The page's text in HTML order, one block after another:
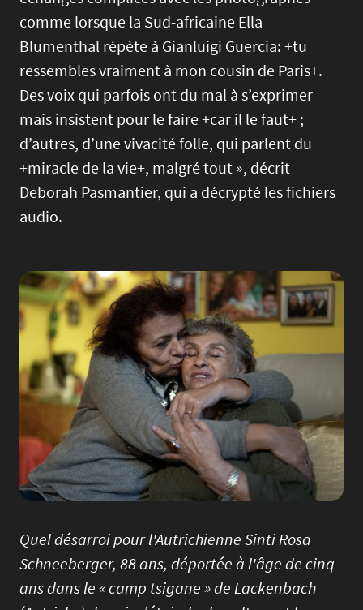
comme lorsque la Sud-africaine Ella
Blumenthal répète à Gianluigi Guercia: +tu
ressembles vraiment à mon cousin de Paris+.
Des voix qui parfois ont du mal à s’exprimer
mais insistent pour le faire +car il le faut+ ;
d’autres, d’une vivacité folle, qui parlent du
+miracle de la vie+, malgré tout », décrit
Deborah Pasmantier, qui a décrypté les fichiers
audio.
Image
Quel désarroi pour l'Autrichienne Sinti Rosa
Schneeberger, 88 ans, déportée à l'âge de cinq
ans dans le « camp tsigane » de Lackenbach